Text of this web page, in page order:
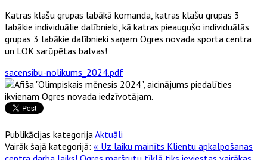
Katras klašu grupas labākā komanda, katras klašu grupas 3
labākie individuālie dalībnieki, kā katras pieaugušo individuālās
grupas 3 labākie dalībnieki saņem Ogres novada sporta centra
un LOK sarūpētas balvas!
sacensibu-nolikums_2024.pdf
Publikācijas kategorija Aktuāli
Vairāk šajā kategorijā: « Uz laiku mainīts Klientu apkalpošanas